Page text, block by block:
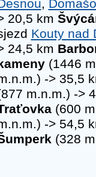
,
20,5 km
Kouty nad
24,5 km
(1446
-> 35,5
m.n.m.) ->
(600
-> 54,5
(328